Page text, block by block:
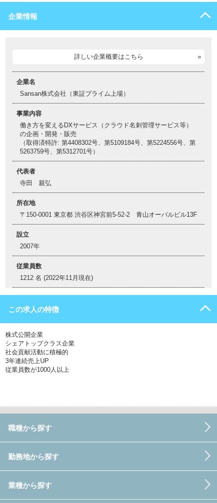
企業情報
詳しい企業概要はこちら
企業名
Sansan株式会社（東証プライム上場）
事業内容
働き方を変えるDXサービス（クラウド名刺管理サービス等）
の企画・開発・販売
（取得済特許: 第4408302号、第5109184号、第5224556号、第
5263759号、第5312701号）
代表者
寺田 親弘
所在地
〒150-0001 東京都 渋谷区神宮前5-52-2 青山オーバルビル13F
設立
2007年
従業員数
1212 名 (2022年11月現在)
この求人の特徴
株式公開企業
シェアトップクラス企業
社会貢献活動に積極的
3年連続売上UP
従業員数が1000人以上
職種から探す
勤務地から探す
業種から探す